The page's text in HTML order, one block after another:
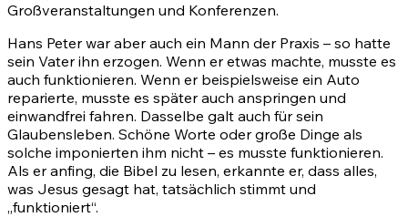
Großveranstaltungen und Konferenzen.
Hans Peter war aber auch ein Mann der Praxis – so hatte
sein Vater ihn erzogen. Wenn er etwas machte, musste es
auch funktionieren. Wenn er beispielsweise ein Auto
reparierte, musste es später auch anspringen und
einwandfrei fahren. Dasselbe galt auch für sein
Glaubensleben. Schöne Worte oder große Dinge als
solche imponierten ihm nicht – es musste funktionieren.
Als er anfing, die Bibel zu lesen, erkannte er, dass alles,
was Jesus gesagt hat, tatsächlich stimmt und
„funktioniert“.